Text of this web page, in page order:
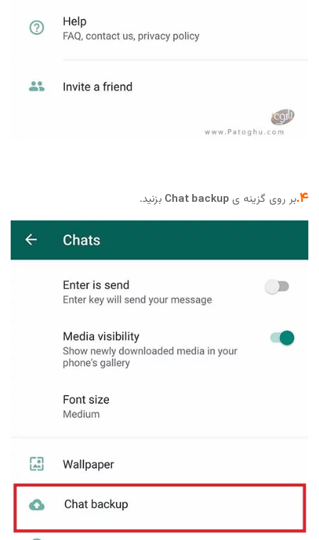
4. بر روی گزینه ی Chat backup بزنید.